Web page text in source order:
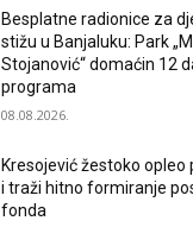
Besplatne radionice za
stižu u Banjaluku: Park
Stojanović“ domaćin 12
programa
08.08.2026.
Kresojević žestoko opleo
i traži hitno formiranje
fonda